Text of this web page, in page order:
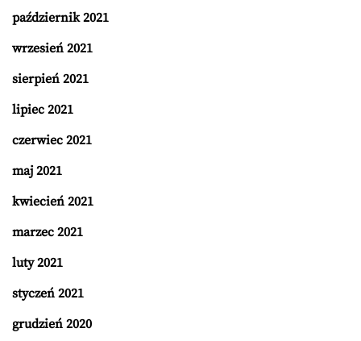
październik 2021
wrzesień 2021
sierpień 2021
lipiec 2021
czerwiec 2021
maj 2021
kwiecień 2021
marzec 2021
luty 2021
styczeń 2021
grudzień 2020